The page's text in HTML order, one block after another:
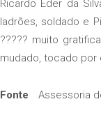
Ricardo Eder da
ladrões, soldado e
????? muito
mudado, tocado por
Fonte Assessoria